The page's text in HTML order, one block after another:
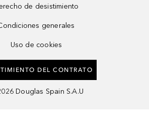
de desistimiento
generales
Uso de cookies
DEL CONTRATO
Douglas Spain S.A.U